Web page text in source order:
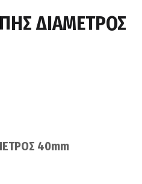
ΔΙΑΜΕΤΡΟΣ
40mm